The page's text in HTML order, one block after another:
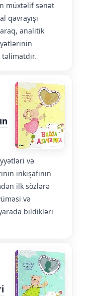
müxtəlif sənət
qavrayışı
analitik
və
inkişafının
ilk sözlərə
və
bildikləri